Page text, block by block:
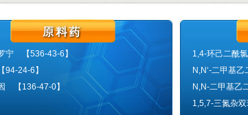
宁 【536-43-6】
24-6】
【136-47-0】
1,4-环己二酰
N,N‘-二甲基
N,N-二甲基
1,5,7-三氮杂